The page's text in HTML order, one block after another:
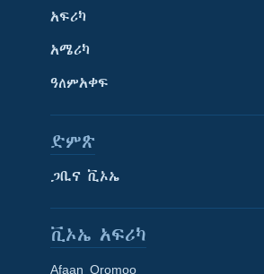
አፍሪካ
አሜሪካ
ዓለምአቀፍ
ድምጽ
ጋቢና ቪኦኤ
ቪኦኤ አፍሪካ
Afaan Oromoo